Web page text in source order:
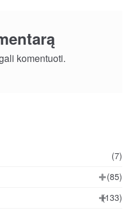
komentuoti.
(7)
(85)
(133)